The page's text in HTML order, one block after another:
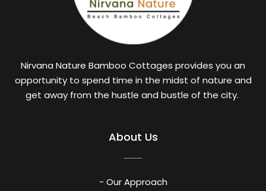
Nirvana Nature Bamboo Cottages provides you an
opportunity to spend time in the midst of nature and
get away from the hustle and bustle of the city.
About Us
- Our Approach